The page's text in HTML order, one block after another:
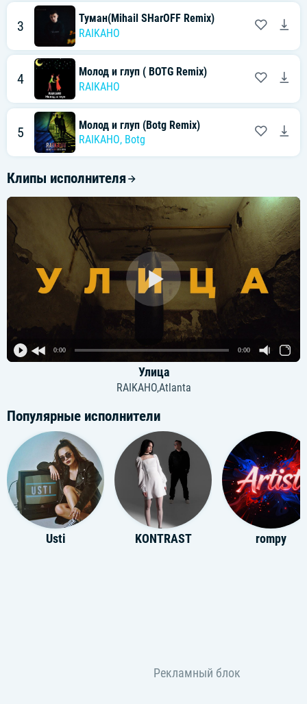
3
Туман(Mihail SHarOFF Remix)
RAIKAHO
4
Молод и глуп ( BOTG Remix)
RAIKAHO
5
Молод и глуп (Botg Remix)
RAIKAHO, Botg
Клипы исполнителя
0:00 0:00
Улица
RAIKAHO,Atlanta
Популярные исполнители
Usti KONTRAST rompy